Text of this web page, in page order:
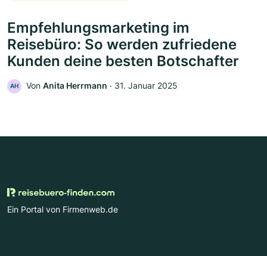
Empfehlungsmarketing im
Reisebüro: So werden zufriedene
Kunden deine besten Botschafter
AH Von Anita Herrmann ‧ 31. Januar 2025
Ein Portal von Firmenweb.de